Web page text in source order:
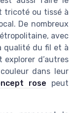
tricoté ou tissé à
De nombreux
avec
qualité du fil et à
d’autres
dans leur
rose peut